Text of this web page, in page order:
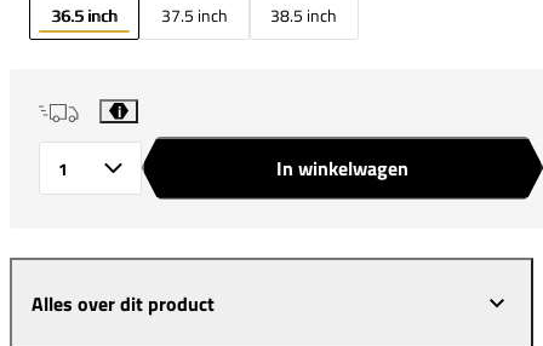
36.5 inch 37.5 inch 38.5 inch
i
In winkelwagen
Alles over dit product